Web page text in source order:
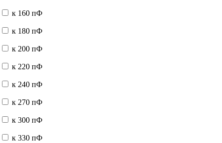
к 160 пФ
к 180 пФ
к 200 пФ
к 220 пФ
к 240 пФ
к 270 пФ
к 300 пФ
к 330 пФ